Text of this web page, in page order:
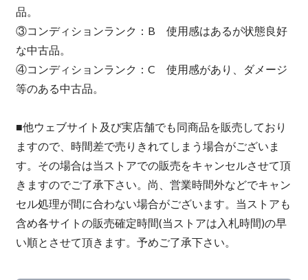
品。
③コンディションランク：B 使用感はあるが状態良好
な中古品。
④コンディションランク：C 使用感があり、ダメージ
等のある中古品。
■他ウェブサイト及び実店舗でも同商品を販売しており
ますので、時間差で売りきれてしまう場合がございま
す。その場合は当ストアでの販売をキャンセルさせて頂
きますのでご了承下さい。尚、営業時間外などでキャン
セル処理が間に合わない場合がございます。当ストアも
含め各サイトの販売確定時間(当ストアは入札時間)の早
い順とさせて頂きます。予めご了承下さい。